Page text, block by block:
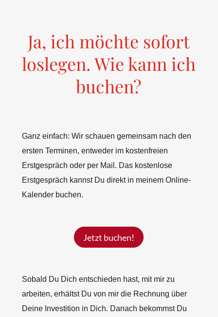
Ja, ich möchte sofort
loslegen. Wie kann ich
buchen?
Ganz einfach: Wir schauen gemeinsam nach den
ersten Terminen, entweder im kostenfreien
Erstgespräch oder per Mail. Das kostenlose
Erstgespräch kannst Du direkt in meinem Online-
Kalender buchen.
Jetzt buchen!
Sobald Du Dich entschieden hast, mit mir zu
arbeiten, erhältst Du von mir die Rechnung über
Deine Investition in Dich. Danach bekommst Du